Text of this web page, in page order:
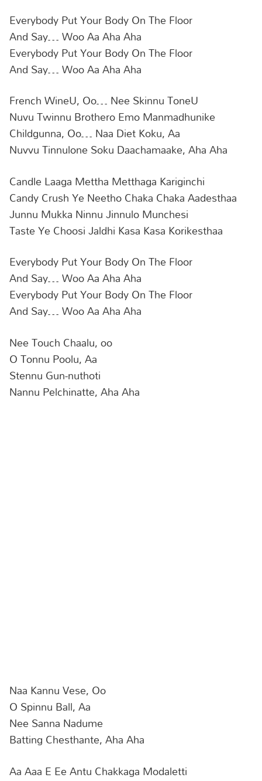
Everybody Put Your Body On The Floor
And Say… Woo Aa Aha Aha
Everybody Put Your Body On The Floor
And Say… Woo Aa Aha Aha
French WineU, Oo… Nee Skinnu ToneU
Nuvu Twinnu Brothero Emo Manmadhunike
Childgunna, Oo… Naa Diet Koku, Aa
Nuvvu Tinnulone Soku Daachamaake, Aha Aha
Candle Laaga Mettha Metthaga Kariginchi
Candy Crush Ye Neetho Chaka Chaka Aadesthaa
Junnu Mukka Ninnu Jinnulo Munchesi
Taste Ye Choosi Jaldhi Kasa Kasa Korikesthaa
Everybody Put Your Body On The Floor
And Say… Woo Aa Aha Aha
Everybody Put Your Body On The Floor
And Say… Woo Aa Aha Aha
Nee Touch Chaalu, oo
O Tonnu Poolu, Aa
Stennu Gun-nuthoti
Nannu Pelchinatte, Aha Aha
Naa Kannu Vese, Oo
O Spinnu Ball, Aa
Nee Sanna Nadume
Batting Chesthante, Aha Aha
Aa Aaa E Ee Antu Chakkaga Modaletti